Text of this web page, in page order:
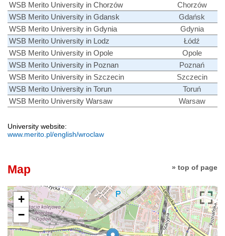
WSB Merito University in Chorzów
Chorzów
WSB Merito University in Gdansk
Gdańsk
WSB Merito University in Gdynia
Gdynia
WSB Merito University in Lodz
Łódź
WSB Merito University in Opole
Opole
WSB Merito University in Poznan
Poznań
WSB Merito University in Szczecin
Szczecin
WSB Merito University in Torun
Toruń
WSB Merito University Warsaw
Warsaw
University website:
www.merito.pl/english/wroclaw
» top of page
Map
+
−